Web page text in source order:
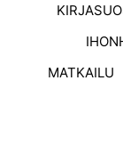
MATKAILU